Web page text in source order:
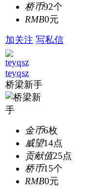
桥币92个
RMB0元
加关注 写私信
teyqsz
桥梁新手
金币6枚
威望14点
贡献值25点
桥币15个
RMB0元